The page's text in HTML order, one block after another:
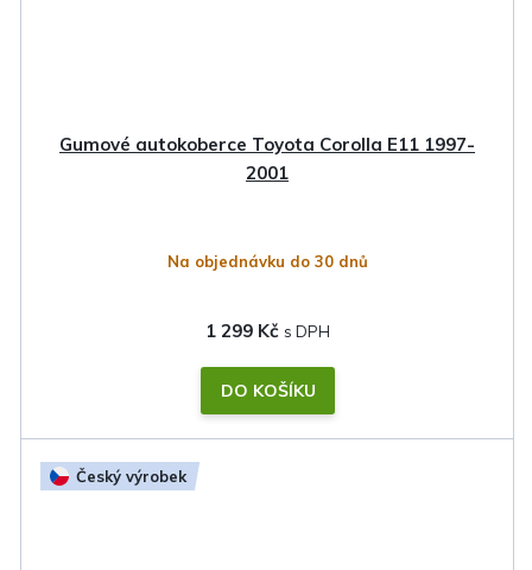
Gumové autokoberce Toyota Corolla E11 1997-
2001
Na objednávku do 30 dnů
1 299 Kč
DO KOŠÍKU
Český výrobek